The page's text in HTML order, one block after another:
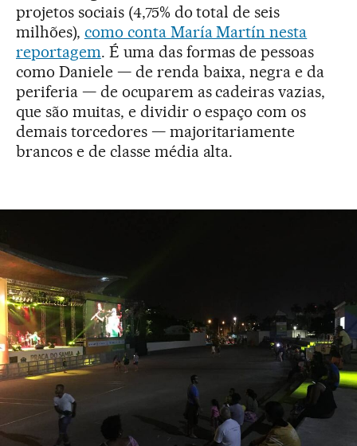
projetos sociais (4,75% do total de seis
milhões), como conta María Martín nesta
reportagem. É uma das formas de pessoas
como Daniele — de renda baixa, negra e da
periferia — de ocuparem as cadeiras vazias,
que são muitas, e dividir o espaço com os
demais torcedores — majoritariamente
brancos e de classe média alta.